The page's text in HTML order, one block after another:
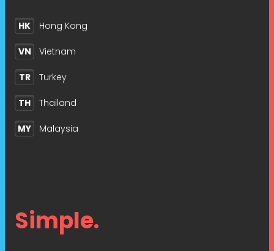
HK Hong Kong
VN Vietnam
TR Turkey
TH Thailand
MY Malaysia
Simple.